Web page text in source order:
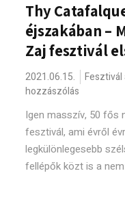
Thy
éjszakában –
Zaj fesztivál
2021.06.15. Fesztivál
hozzászólás
Igen masszív, 50 fős
fesztivál, ami évről
legkülönlegesebb
fellépők közt is a